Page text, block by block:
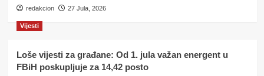
redakcion 27 Jula, 2026
Vijesti
Loše vijesti za građane: Od 1. jula važan energent u
FBiH poskupljuje za 14,42 posto